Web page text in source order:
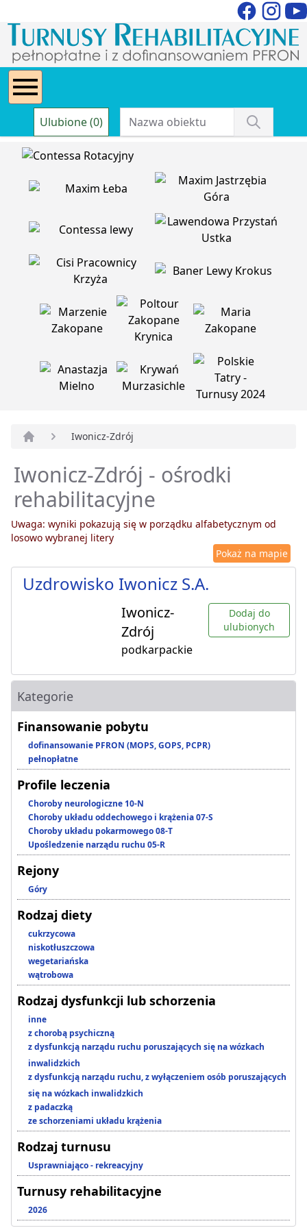
Ulubione (0)
Iwonicz-Zdrój
Iwonicz-Zdrój - ośrodki
rehabilitacyjne
Uwaga: wyniki pokazują się w porządku alfabetycznym od
losowo wybranej litery
Pokaż na mapie
Uzdrowisko Iwonicz S.A.
Iwonicz-
Zdrój
podkarpackie
Dodaj do
ulubionych
Kategorie
Finansowanie pobytu
dofinansowanie PFRON (MOPS, GOPS, PCPR)
pełnopłatne
Profile leczenia
Choroby neurologiczne 10-N
Choroby układu oddechowego i krążenia 07-S
Choroby układu pokarmowego 08-T
Upośledzenie narządu ruchu 05-R
Rejony
Góry
Rodzaj diety
cukrzycowa
niskotłuszczowa
wegetariańska
wątrobowa
Rodzaj dysfunkcji lub schorzenia
inne
z chorobą psychiczną
z dysfunkcją narządu ruchu poruszających się na wózkach
inwalidzkich
z dysfunkcją narządu ruchu, z wyłączeniem osób poruszających
się na wózkach inwalidzkich
z padaczką
ze schorzeniami układu krążenia
Rodzaj turnusu
Usprawniająco - rekreacyjny
Turnusy rehabilitacyjne
2026